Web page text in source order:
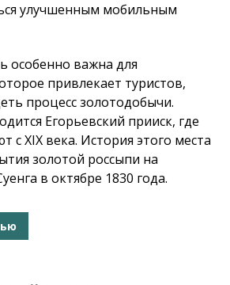
улучшенным мобильным
особенно важна для
привлекает туристов,
процесс золотодобычи.
Егорьевский прииск, где
с XIX века. История этого места
золотой россыпи на
в октябре 1830 года.